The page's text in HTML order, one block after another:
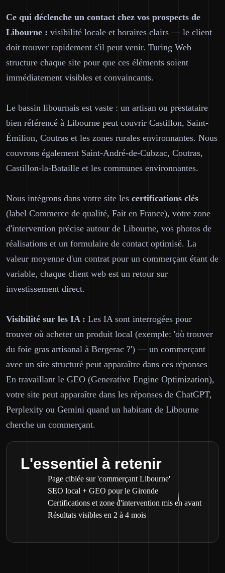
Ce qui déclenche un contact chez vos prospects de
Libourne : visibilité locale et horaires clairs — le client
doit trouver rapidement s'il peut venir. Turing Web
structure chaque site pour que ces éléments soient
immédiatement visibles et convaincants.
Le bassin libournais est vaste : un artisan ou prestataire
bien référencé à Libourne peut couvrir Castillon, Saint-
Émilion, Coutras et les zones rurales environnantes. Nous
couvrons également Saint-André-de-Cubzac, Coutras,
Castillon-la-Bataille et les communes environnantes.
Nous intégrons dans votre site les certifications clés
(label Commerce de qualité, Fait en France), votre zone
d'intervention précise autour de Libourne, vos photos de
réalisations et un formulaire de contact optimisé. La
valeur moyenne d'un contrat pour un commerçant étant de
variable, chaque client web est un retour sur
investissement direct.
Visibilité sur les IA : Les IA sont interrogées pour
trouver où acheter un produit local (exemple: 'où trouver
du foie gras artisanal à Bergerac ?') — un commerçant
avec un site structuré peut apparaître dans ces réponses
En travaillant le GEO (Generative Engine Optimization),
votre site peut apparaître dans les réponses de ChatGPT,
Perplexity ou Gemini quand un habitant de Libourne
cherche un commerçant.
L'essentiel à retenir
Page ciblée sur 'commerçant Libourne'
SEO local + GEO pour le Gironde
Certifications et zone d'intervention mis en avant
Résultats visibles en 2 à 4 mois